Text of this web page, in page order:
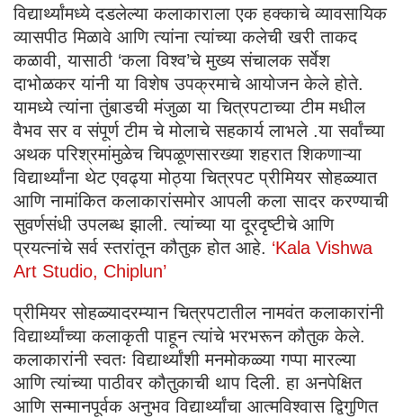
विद्यार्थ्यांमध्ये दडलेल्या कलाकाराला एक हक्काचे व्यावसायिक
व्यासपीठ मिळावे आणि त्यांना त्यांच्या कलेची खरी ताकद
कळावी, यासाठी ‘कला विश्व’चे मुख्य संचालक सर्वेश
दाभोळकर यांनी या विशेष उपक्रमाचे आयोजन केले होते.
यामध्ये त्यांना तुंबाडची मंजुळा या चित्रपटाच्या टीम मधील
वैभव सर व संपूर्ण टीम चे मोलाचे सहकार्य लाभले .या सर्वांच्या
अथक परिश्रमांमुळेच चिपळूणसारख्या शहरात शिकणाऱ्या
विद्यार्थ्यांना थेट एवढ्या मोठ्या चित्रपट प्रीमियर सोहळ्यात
आणि नामांकित कलाकारांसमोर आपली कला सादर करण्याची
सुवर्णसंधी उपलब्ध झाली. त्यांच्या या दूरदृष्टीचे आणि
प्रयत्नांचे सर्व स्तरांतून कौतुक होत आहे. ‘Kala Vishwa
Art Studio, Chiplun’
प्रीमियर सोहळ्यादरम्यान चित्रपटातील नामवंत कलाकारांनी
विद्यार्थ्यांच्या कलाकृती पाहून त्यांचे भरभरून कौतुक केले.
कलाकारांनी स्वतः विद्यार्थ्यांशी मनमोकळ्या गप्पा मारल्या
आणि त्यांच्या पाठीवर कौतुकाची थाप दिली. हा अनपेक्षित
आणि सन्मानपूर्वक अनुभव विद्यार्थ्यांचा आत्मविश्वास द्विगुणित